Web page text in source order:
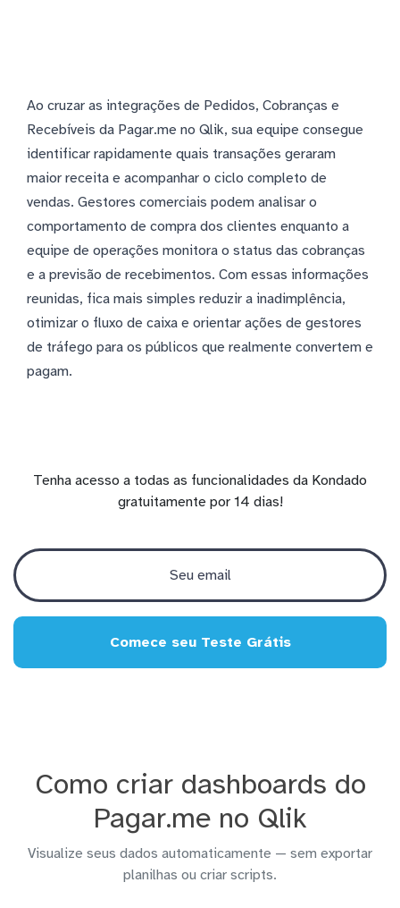
Ao cruzar as integrações de Pedidos, Cobranças e
Recebíveis da Pagar.me no Qlik, sua equipe consegue
identificar rapidamente quais transações geraram
maior receita e acompanhar o ciclo completo de
vendas. Gestores comerciais podem analisar o
comportamento de compra dos clientes enquanto a
equipe de operações monitora o status das cobranças
e a previsão de recebimentos. Com essas informações
reunidas, fica mais simples reduzir a inadimplência,
otimizar o fluxo de caixa e orientar ações de gestores
de tráfego para os públicos que realmente convertem e
pagam.
Tenha acesso a todas as funcionalidades da Kondado
gratuitamente por 14 dias!
Comece seu Teste Grátis
Como criar dashboards do
Pagar.me no Qlik
Visualize seus dados automaticamente — sem exportar
planilhas ou criar scripts.